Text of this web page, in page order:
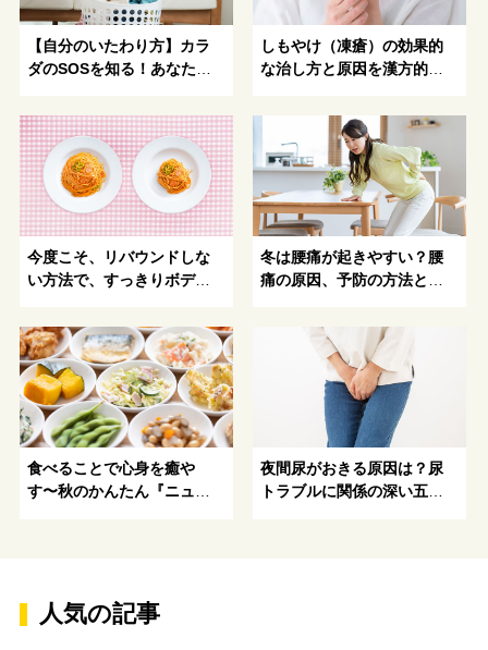
【自分のいたわり方】カラ
ダのSOSを知る！あなたの
しもやけ（凍瘡）の効果的
な治し方と原因を漢方的に
今度こそ、リバウンドしな
い方法で、すっきりボディ
冬は腰痛が起きやすい？腰
痛の原因、予防の方法とお
食べることで心身を癒や
す〜秋のかんたん『ニュー
夜間尿がおきる原因は？尿
トラブルに関係の深い五臓
人気の記事